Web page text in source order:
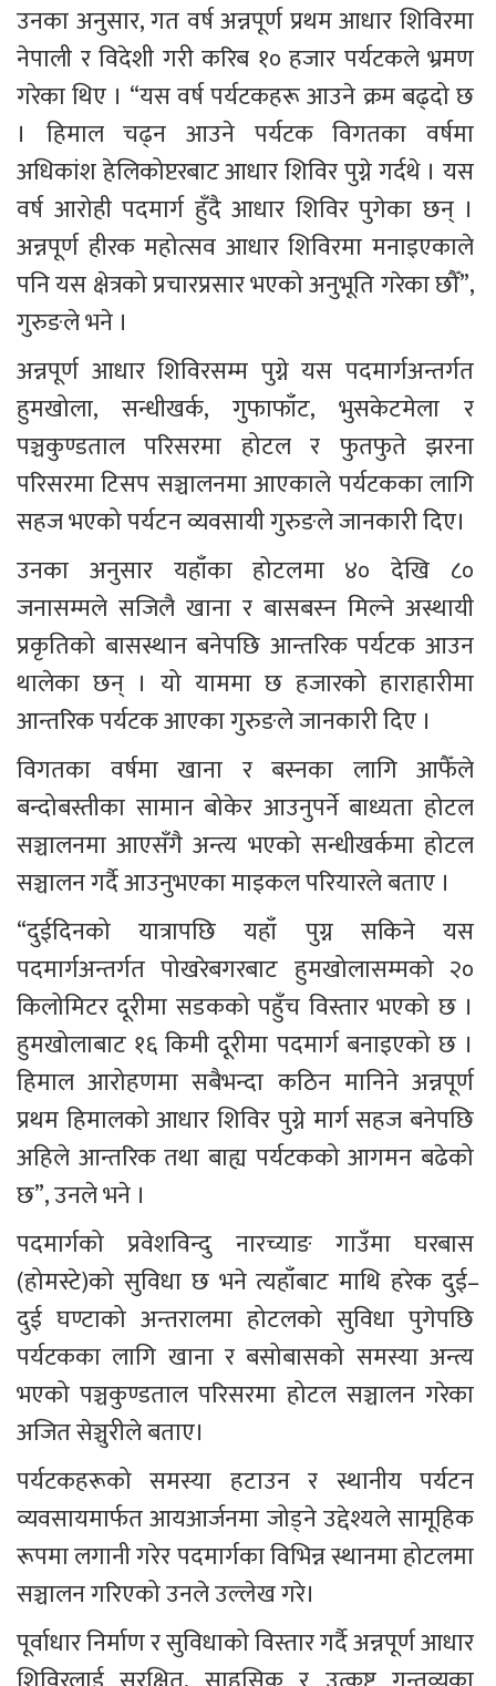
उनका अनुसार, गत वर्ष अन्नपूर्ण प्रथम आधार शिविरमा
नेपाली र विदेशी गरी करिब १० हजार पर्यटकले भ्रमण
गरेका थिए । “यस वर्ष पर्यटकहरू आउने क्रम बढ्दो छ
। हिमाल चढ्न आउने पर्यटक विगतका वर्षमा
अधिकांश हेलिकोप्टरबाट आधार शिविर पुग्ने गर्दथे । यस
वर्ष आरोही पदमार्ग हुँदै आधार शिविर पुगेका छन् ।
अन्नपूर्ण हीरक महोत्सव आधार शिविरमा मनाइएकाले
पनि यस क्षेत्रको प्रचारप्रसार भएको अनुभूति गरेका छौँ”,
गुरुङले भने ।
अन्नपूर्ण आधार शिविरसम्म पुग्ने यस पदमार्गअन्तर्गत
हुमखोला, सन्धीखर्क, गुफाफाँट, भुसकेटमेला र
पञ्चकुण्डताल परिसरमा होटल र फुतफुते झरना
परिसरमा टिसप सञ्चालनमा आएकाले पर्यटकका लागि
सहज भएको पर्यटन व्यवसायी गुरुङले जानकारी दिए।
उनका अनुसार यहाँका होटलमा ४० देखि ८०
जनासम्मले सजिलै खाना र बासबस्न मिल्ने अस्थायी
प्रकृतिको बासस्थान बनेपछि आन्तरिक पर्यटक आउन
थालेका छन् । यो याममा छ हजारको हाराहारीमा
आन्तरिक पर्यटक आएका गुरुङले जानकारी दिए ।
विगतका वर्षमा खाना र बस्नका लागि आफैँले
बन्दोबस्तीका सामान बोकेर आउनुपर्ने बाध्यता होटल
सञ्चालनमा आएसँगै अन्त्य भएको सन्धीखर्कमा होटल
सञ्चालन गर्दै आउनुभएका माइकल परियारले बताए ।
“दुईदिनको यात्रापछि यहाँ पुग्न सकिने यस
पदमार्गअन्तर्गत पोखरेबगरबाट हुमखोलासम्मको २०
किलोमिटर दूरीमा सडकको पहुँच विस्तार भएको छ ।
हुमखोलाबाट १६ किमी दूरीमा पदमार्ग बनाइएको छ ।
हिमाल आरोहणमा सबैभन्दा कठिन मानिने अन्नपूर्ण
प्रथम हिमालको आधार शिविर पुग्ने मार्ग सहज बनेपछि
अहिले आन्तरिक तथा बाह्य पर्यटकको आगमन बढेको
छ”, उनले भने ।
पदमार्गको प्रवेशविन्दु नारच्याङ गाउँमा घरबास
(होमस्टे)को सुविधा छ भने त्यहाँबाट माथि हरेक दुई–
दुई घण्टाको अन्तरालमा होटलको सुविधा पुगेपछि
पर्यटकका लागि खाना र बसोबासको समस्या अन्त्य
भएको पञ्चकुण्डताल परिसरमा होटल सञ्चालन गरेका
अजित सेञ्चुरीले बताए।
पर्यटकहरूको समस्या हटाउन र स्थानीय पर्यटन
व्यवसायमार्फत आयआर्जनमा जोड्ने उद्देश्यले सामूहिक
रूपमा लगानी गरेर पदमार्गका विभिन्न स्थानमा होटलमा
सञ्चालन गरिएको उनले उल्लेख गरे।
पूर्वाधार निर्माण र सुविधाको विस्तार गर्दै अन्नपूर्ण आधार